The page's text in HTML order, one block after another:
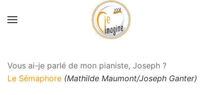
Accéder au contenu principal
Vous ai-je parlé de mon pianiste, Joseph ?
Le Sémaphore (Mathilde Maumont/Joseph Ganter)